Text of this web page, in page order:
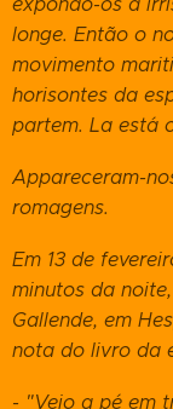
longe. Então o
movimento
horisontes da
partem. La está
Appareceram-
romagens.
Em 13 de
minutos da
Gallende, em
nota do livro da
- "Veio a pé em